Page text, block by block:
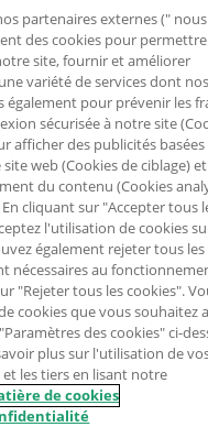
partenaires externes ("
des cookies pour
site, fournir et améliorer
variété de services dont
également pour prévenir les
sécurisée à notre site
afficher des publicités
web (Cookies de ciblage)
du contenu (Cookies
cliquant sur "Accepter tous
l'utilisation de cookies
également rejeter tous
nécessaires au
"Rejeter tous les cookies".
cookies que vous souhaitez
des cookies" ci-
plus sur l'utilisation de
et les tiers en lisant notre
de cookies